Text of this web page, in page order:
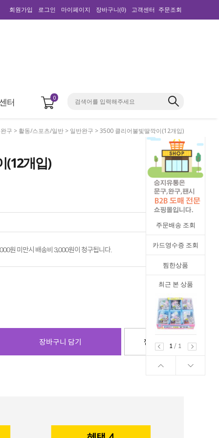
회원가입 로그인 마이페이지 장바구니(0) 고객센터 주문조회
터 0
주문배송 조회
카드영수증 조회
찜한상품
최근 본 상품
1
/ 1
완구 > 활동/스포츠/일반 > 일반완구 > 3500 클리어불빛딸깍이(12개입)
(12개입)
원 미만시 배송비 3,000원이 청구됩니다.
장바구니 담기 찜하기